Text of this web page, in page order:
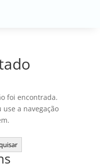
foi encontrada.
a navegação